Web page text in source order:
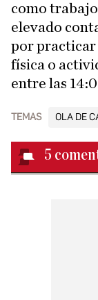
como
elevado
por practicar
física o
entre las
TEMAS OLA DE
5